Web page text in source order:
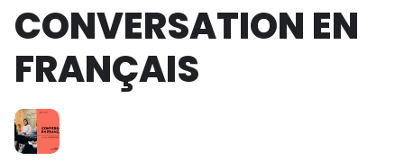
CONVERSATION EN
FRANÇAIS